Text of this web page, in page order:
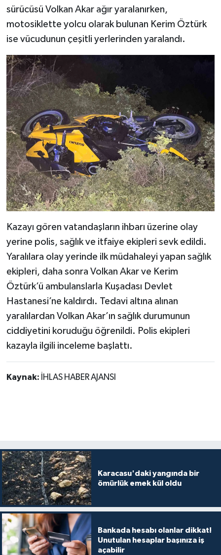
sürücüsü Volkan Akar ağır yaralanırken,
motosiklette yolcu olarak bulunan Kerim Öztürk
ise vücudunun çeşitli yerlerinden yaralandı.
Kazayı gören vatandaşların ihbarı üzerine olay
yerine polis, sağlık ve itfaiye ekipleri sevk edildi.
Yaralılara olay yerinde ilk müdahaleyi yapan sağlık
ekipleri, daha sonra Volkan Akar ve Kerim
Öztürk’ü ambulanslarla Kuşadası Devlet
Hastanesi’ne kaldırdı. Tedavi altına alınan
yaralılardan Volkan Akar’ın sağlık durumunun
ciddiyetini koruduğu öğrenildi. Polis ekipleri
kazayla ilgili inceleme başlattı.
Kaynak: İHLAS HABER AJANSI
Karacasu'daki yangında bir
ömürlük emek kül oldu
Bankada hesabı olanlar dikkat!
Unutulan hesaplar başınıza iş
açabilir